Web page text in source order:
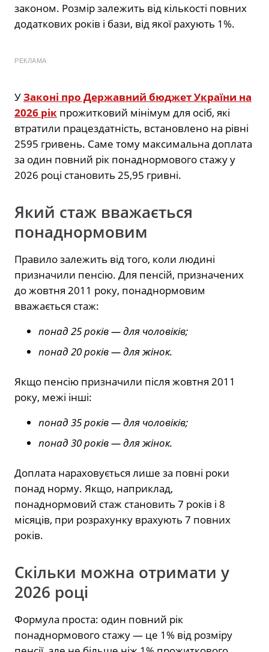
законом. Розмір залежить від кількості повних
додаткових років і бази, від якої рахують 1%.
РЕКЛАМА
УЗаконі про Державний бюджет України на
2026 рік прожитковий мінімум для осіб, які
втратили працездатність, встановлено на рівні
2595 гривень. Саме тому максимальна доплата
за один повний рік понаднормового стажу у
2026 році становить 25,95 гривні.
Який стаж вважається
понаднормовим
Правило залежить від того, коли людині
призначили пенсію. Для пенсій, призначених
до жовтня 2011 року, понаднормовим
вважається стаж:
понад 25 років — для чоловіків;
понад 20 років — для жінок.
Якщо пенсію призначили після жовтня 2011
року, межі інші:
понад 35 років — для чоловіків;
понад 30 років — для жінок.
Доплата нараховується лише за повні роки
понад норму. Якщо, наприклад,
понаднормовий стаж становить 7 років і 8
місяців, при розрахунку врахують 7 повних
років.
Скільки можна отримати у
2026 році
Формула проста: один повний рік
понаднормового стажу — це 1% від розміру